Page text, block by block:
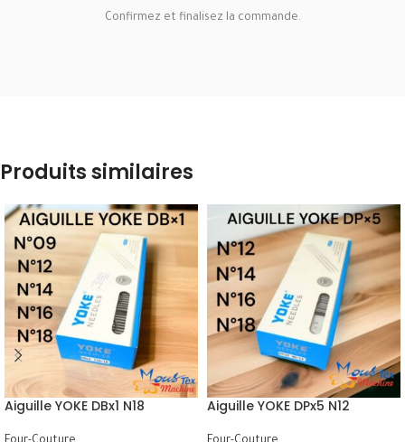
Confirmez et finalisez la commande.
Produits similaires
Aiguille YOKE DBx1 N18 Aiguille YOKE DPx5 N12